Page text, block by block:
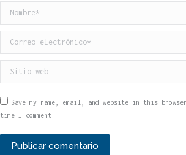
Nombre *
Correo electrónico *
Sitio web
Save my name, email, and website in this
time I comment.
Publicar comentario